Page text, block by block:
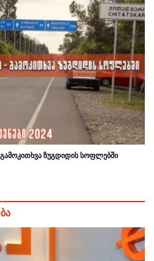
ზუგდიდის სოფლებში